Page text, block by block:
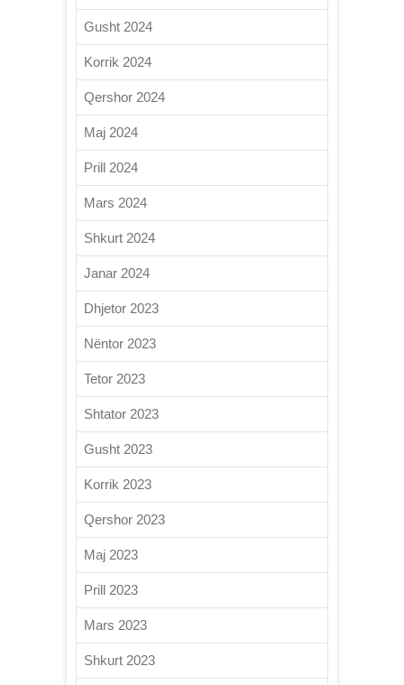
Gusht 2024
Korrik 2024
Qershor 2024
Maj 2024
Prill 2024
Mars 2024
Shkurt 2024
Janar 2024
Dhjetor 2023
Nëntor 2023
Tetor 2023
Shtator 2023
Gusht 2023
Korrik 2023
Qershor 2023
Maj 2023
Prill 2023
Mars 2023
Shkurt 2023